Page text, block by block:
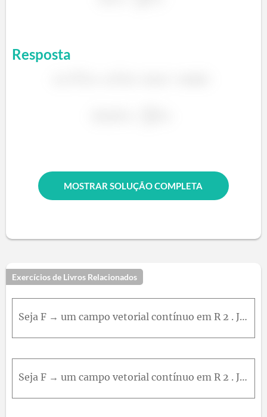
Resposta
MOSTRAR SOLUÇÃO COMPLETA
Exercícios de Livros Relacionados
Seja F → um campo vetorial contínuo em R 2 . Justifique as igualdades. ∫ γ 1 F → ⋅ d γ → 1 = - ∫ γ 2 F → ⋅ d γ → 2 Onde γ 1 t = cos ⁡ t , s e nt , 0 ≤ t ≤ 2 π , e γ 2 u = cos ⁡ ( 2 π - u ) , s e n2 π
Seja F → um campo vetorial contínuo em R 2 . Justifique as igualdades. ∫ γ 1 F → ⋅ d γ → 1 = ∫ γ 2 F → ⋅ d γ → 2 Onde γ 1 t = t , t 2 , 0 ≤ t ≤ 1 , e γ 2 u = u 2 , u 2 2 ,0 ≤ u ≤ 2